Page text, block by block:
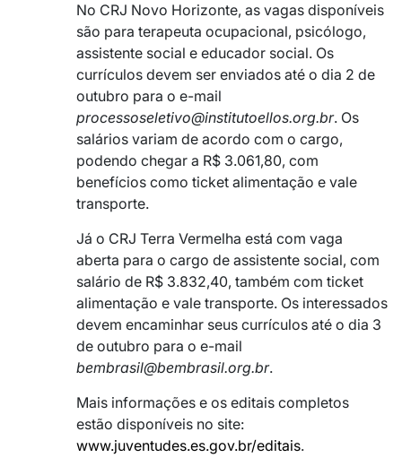
No CRJ Novo Horizonte, as vagas disponíveis
são para terapeuta ocupacional, psicólogo,
assistente social e educador social. Os
currículos devem ser enviados até o dia 2 de
outubro para o e-mail
processoseletivo@institutoellos.org.br. Os
salários variam de acordo com o cargo,
podendo chegar a R$ 3.061,80, com
benefícios como ticket alimentação e vale
transporte.
Já o CRJ Terra Vermelha está com vaga
aberta para o cargo de assistente social, com
salário de R$ 3.832,40, também com ticket
alimentação e vale transporte. Os interessados
devem encaminhar seus currículos até o dia 3
de outubro para o e-mail
bembrasil@bembrasil.org.br.
Mais informações e os editais completos
estão disponíveis no site:
www.juventudes.es.gov.br/editais.